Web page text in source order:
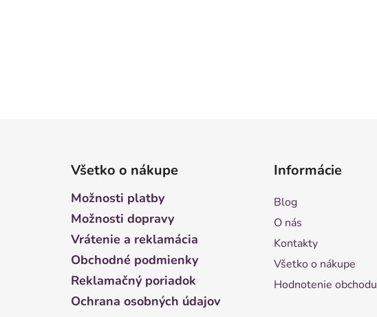
Všetko o nákupe
Možnosti platby
Možnosti dopravy
Vrátenie a reklamácia
Obchodné podmienky
Reklamačný poriadok
Ochrana osobných údajov
Informácie
Blog
O nás
Kontakty
Všetko o nákupe
Hodnotenie obchodu